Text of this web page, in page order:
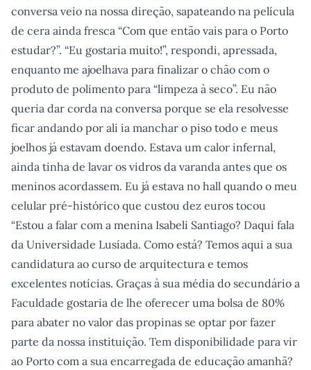
conversa veio na nossa direção, sapateando na película
de cera ainda fresca “Com que então vais para o Porto
estudar?”. “Eu gostaria muito!”, respondi, apressada,
enquanto me ajoelhava para finalizar o chão com o
produto de polimento para “limpeza à seco”. Eu não
queria dar corda na conversa porque se ela resolvesse
ficar andando por ali ia manchar o piso todo e meus
joelhos já estavam doendo. Estava um calor infernal,
ainda tinha de lavar os vidros da varanda antes que os
meninos acordassem. Eu já estava no hall quando o meu
celular pré-histórico que custou dez euros tocou
“Estou a falar com a menina Isabeli Santiago? Daqui fala
da Universidade Lusíada. Como está? Temos aqui a sua
candidatura ao curso de arquitectura e temos
excelentes notícias. Graças à sua média do secundário a
Faculdade gostaria de lhe oferecer uma bolsa de 80%
para abater no valor das propinas se optar por fazer
parte da nossa instituição. Tem disponibilidade para vir
ao Porto com a sua encarregada de educação amanhã?